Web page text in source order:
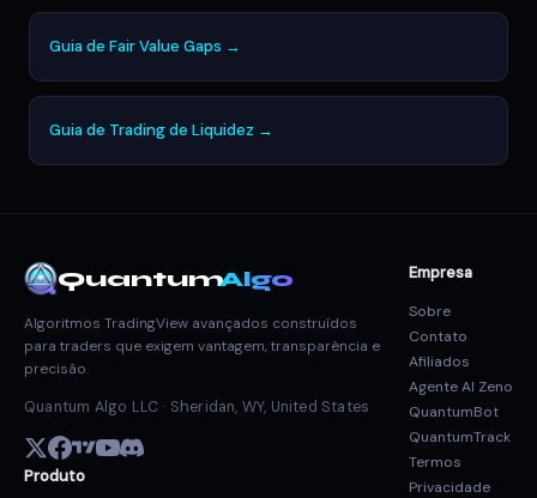
Guia de Fair Value Gaps →
Guia de Trading de Liquidez →
QuantumAlgo
Algoritmos TradingView avançados construídos
para traders que exigem vantagem, transparência e
precisão.
Quantum Algo LLC · Sheridan, WY, United States
Produto
Empresa
Sobre
Contato
Afiliados
Agente AI Zeno
QuantumBot
QuantumTrack
Termos
Privacidade